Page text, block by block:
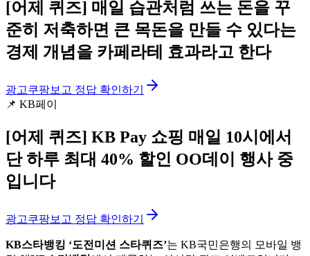
[어제 퀴즈] 매일 습관처럼 쓰는 돈을 꾸
준히 저축하면 큰 목돈을 만들 수 있다는
경제 개념을 카페라테 효과라고 한다
광고쿠팡보고 정답 확인하기
📌 KB페이
[어제 퀴즈] KB Pay 쇼핑 매일 10시에서
단 하루 최대 40% 할인 OO데이 행사 중
입니다
광고쿠팡보고 정답 확인하기
KB스타뱅킹 ‘도전미션 스타퀴즈’는 KB국민은행의 모바일 뱅